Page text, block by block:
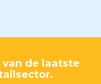
de laatste